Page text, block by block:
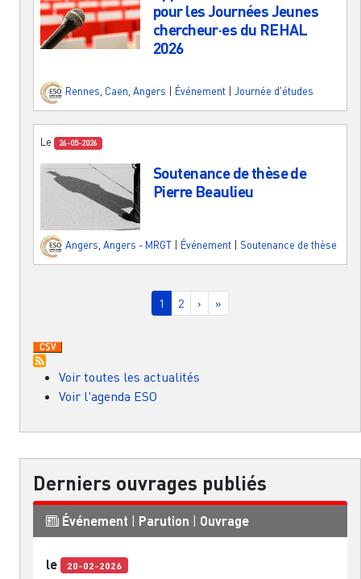
pour les Journées Jeunes
chercheur·es du REHAL
2026
Rennes, Caen, Angers Événement Journée d'études
Le 26-05-2026
Soutenance de thèse de
Pierre Beaulieu
Angers, Angers - MRGT Événement Soutenance de thèse
Page courante
1 Page
2 Page suivante
› Dernière page
»
Voir toutes les actualités
Voir l'agenda ESO
Derniers ouvrages publiés
Événement Parution Ouvrage
le 20-02-2026